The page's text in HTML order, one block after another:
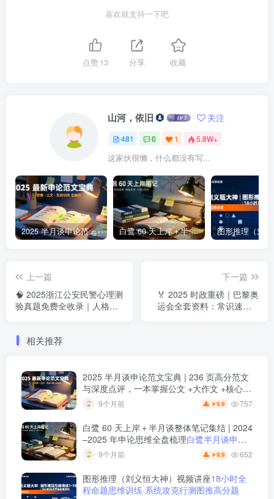
喜欢就支持一下吧
点赞13 分享 收藏
山河，依旧 关注
481 0 1 5.8W+
这家伙很懒，什么都没有写...
2025 半月谈申论范文宝典 | 236 页高分范文与深度点评，一本掌握公文 +大作文 +核心主题2025 半月谈申论范文宝典：236 页范文 + 实战训练 +高分模板 白鹭 60 天上岸＋半月谈整体笔记集结 | 2024–2025 年申论思维全盘梳理白鹭半月谈申论笔记全集：60天上岸＋大作文＋小题＋解题总结
上一篇
🧠 2025浙江公安民警心理测
验真题免费全收录｜人格＋
下一篇
🏅 2025 时政重磅｜巴黎奥
运会全套资料：常识速记 +
相关推荐
2025 半月谈申论范文宝典 | 236 页高分范文
与深度点评，一本掌握公文 +大作文 +核心主
题 2025 半月谈申论范文宝典：236 页范文 +
实战训练 +高分模板
9个月前 ￥9.9 757
白鹭 60 天上岸＋半月谈整体笔记集结 | 2024
–2025 年申论思维全盘梳理白鹭半月谈申论
笔记全集：60天上岸＋大作文＋小题＋解题
9个月前 ￥9.9 652
图形推理（刘义恒大神）视频讲座18小时全
程命题思维训练·系统攻克行测图推高分题